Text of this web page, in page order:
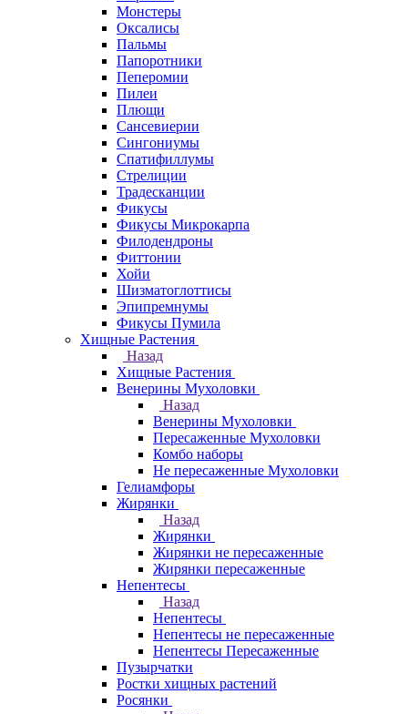
Монстеры
Оксалисы
Пальмы
Папоротники
Пеперомии
Пилеи
Плющи
Сансевиерии
Сингониумы
Спатифиллумы
Стрелиции
Традесканции
Фикусы
Фикусы Микрокарпа
Филодендроны
Фиттонии
Хойи
Шизматоглоттисы
Эпипремнумы
Фикусы Пумила
Хищные Растения
Назад
Хищные Растения
Венерины Мухоловки
Назад
Венерины Мухоловки
Пересаженные Мухоловки
Комбо наборы
Не пересаженные Мухоловки
Гелиамфоры
Жирянки
Назад
Жирянки
Жирянки не пересаженные
Жирянки пересаженные
Непентесы
Назад
Непентесы
Непентесы не пересаженные
Непентесы Пересаженные
Пузырчатки
Ростки хищных растений
Росянки